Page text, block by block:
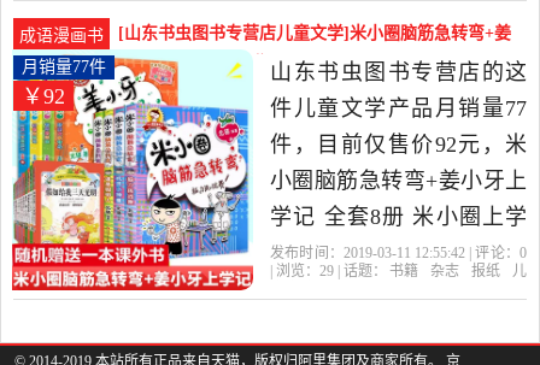
籍畅销书童话带拼音是
2019年博库图书专营店精
选书籍,杂志,报纸当中性价
比很高的儿童文学，由浙
江 杭州发货。
成语漫画书
[山东书虫图书专营店儿童文学]米小圈脑筋急转弯+姜
小牙月销量77件仅售92元
￥92
月销量77件
山东书虫图书专营店的这
件儿童文学产品月销量77
件，目前仅售价92元，米
小圈脑筋急转弯+姜小牙上
学记 全套8册 米小圈上学
记全套一二三四五六年级
发布时间：2019-03-11 12:55:42 | 评论： 0
| 浏览： 29 | 话题： 书籍 杂志 报纸
儿
© 2014-2019 本站所有正品来自天猫，版权归阿里集团及商家所有。 京